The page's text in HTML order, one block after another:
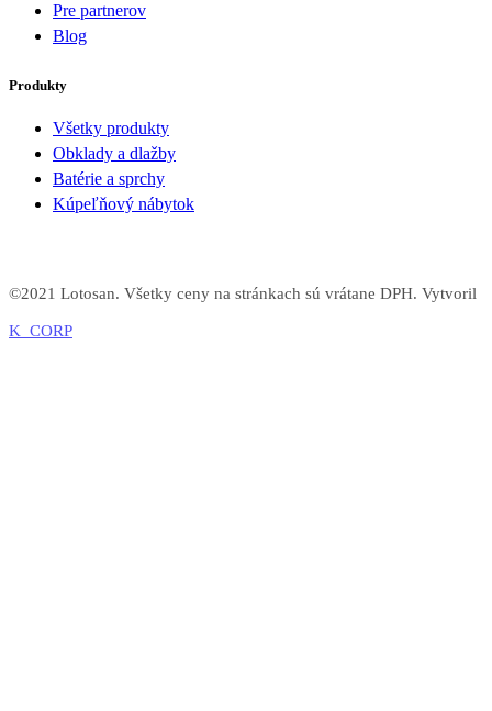
Pre partnerov
Blog
Produkty
Všetky produkty
Obklady a dlažby
Batérie a sprchy
Kúpeľňový nábytok
©2021 Lotosan. Všetky ceny na stránkach sú vrátane DPH. Vytvoril
K_CORP